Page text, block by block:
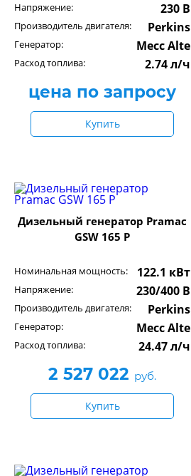
Напряжение: 230 В
Производитель двигателя: Perkins
Генератор: Mecc Alte
Расход топлива: 2.74 л/ч
цена по запросу
Купить
Дизельный генератор Pramac
GSW 165 P
Номинальная мощность: 122.1 кВт
Напряжение: 230/400 В
Производитель двигателя: Perkins
Генератор: Mecc Alte
Расход топлива: 24.47 л/ч
2 527 022 руб.
Купить